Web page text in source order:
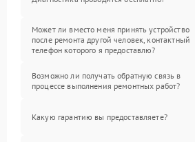
Может ли вместо меня принять устройство
после ремонта другой человек, контактный
телефон которого я предоставлю?
Возможно ли получать обратную связь в
процессе выполнения ремонтных работ?
Какую гарантию вы предоставляете?